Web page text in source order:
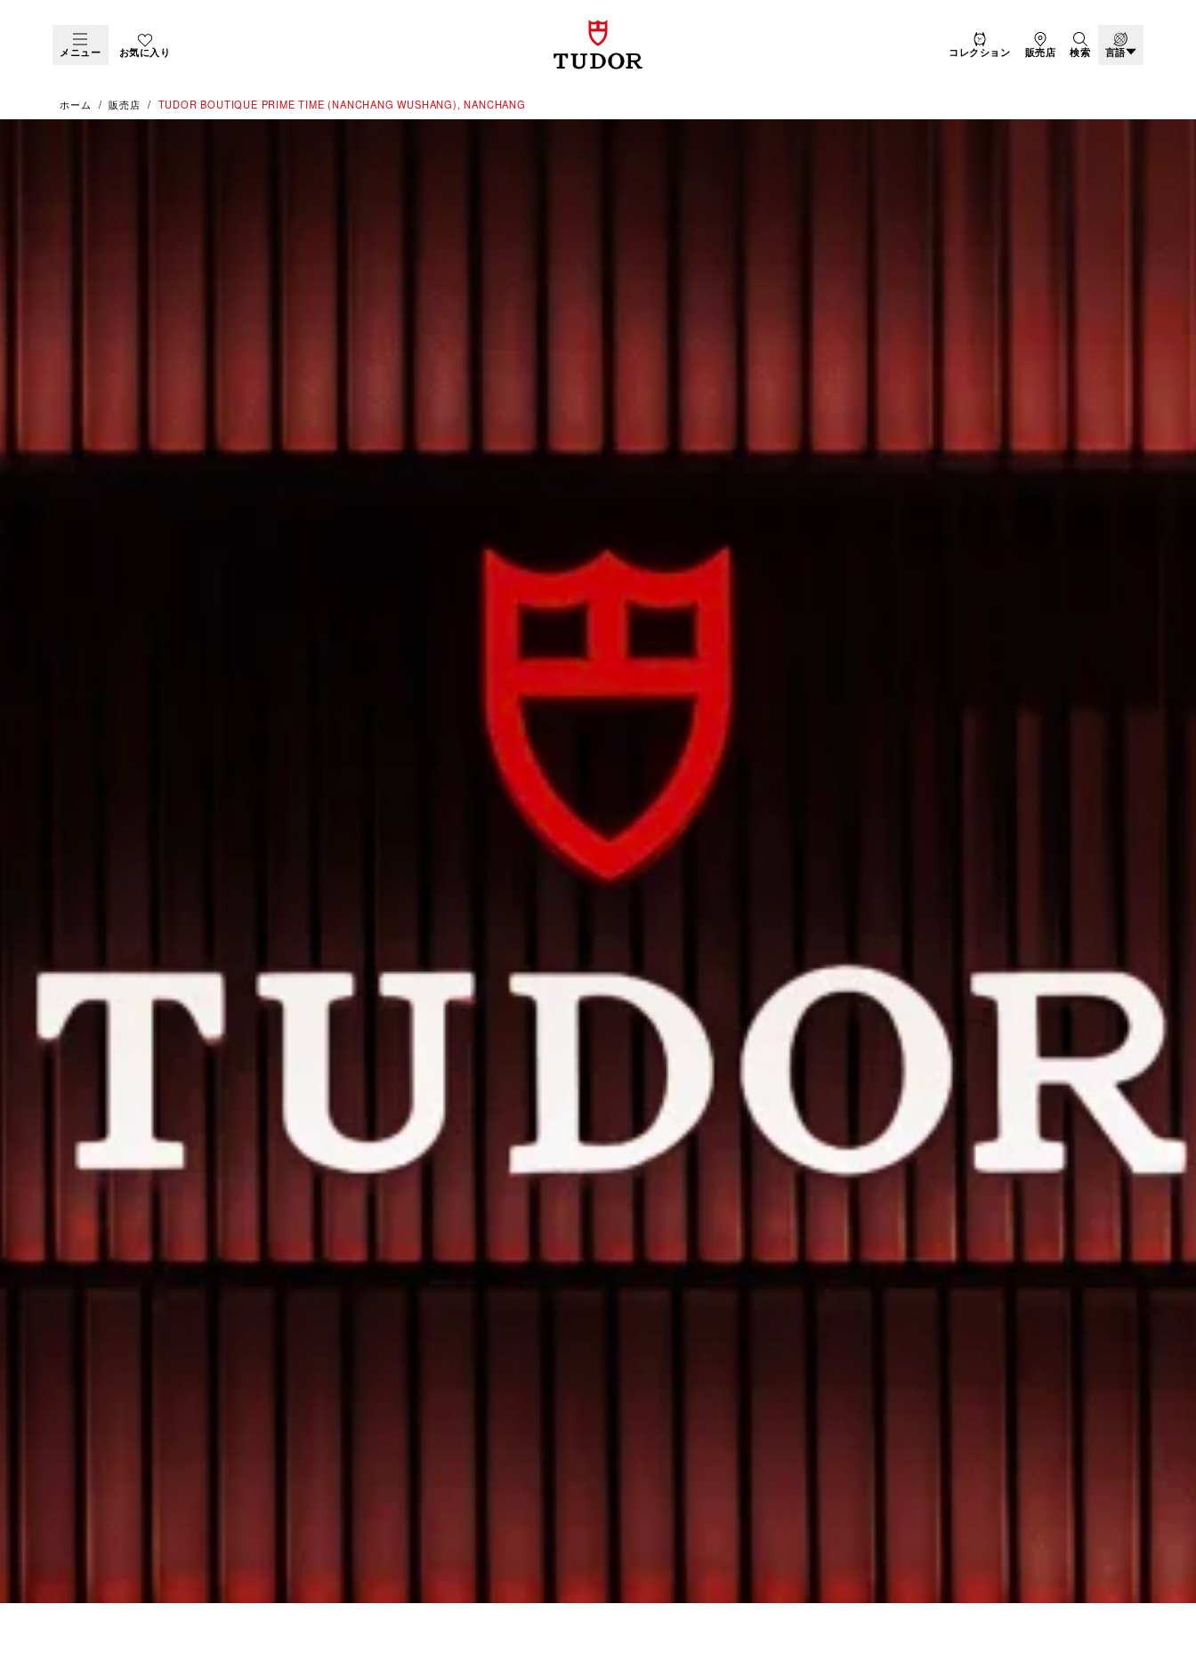
メニュー お気に入り コレクション 販売店 検索 言語
ホーム 販売店 ‭TUDOR BOUTIQUE PRIME TIME (NANCHANG WUSHANG), NANCHANG‬